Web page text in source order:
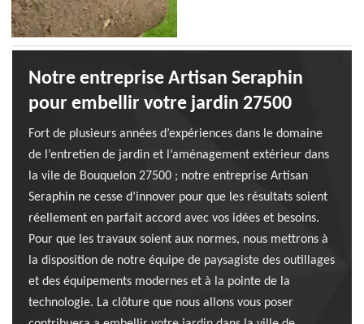
Notre entreprise Artisan Seraphin
pour embellir votre jardin 27500
Fort de plusieurs années d’expériences dans le domaine
de l’entretien de jardin et l’aménagement extérieur dans
la vile de Bouquelon 27500 ; notre entreprise Artisan
Seraphin ne cesse d’innover pour que les résultats soient
réellement en parfait accord avec vos idées et besoins.
Pour que les travaux soient aux normes, nous mettrons à
la disposition de notre équipe de paysagiste des outillages
et des équipements modernes et à la pointe de la
technologie. La clôture que nous allons vous poser